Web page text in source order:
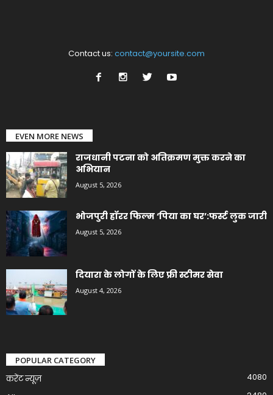
Contact us: contact@yoursite.com
EVEN MORE NEWS
राजधानी पटना को अतिक्रमण मुक्त करने का
अभियान
August 5, 2026
भोजपुरी हॉरर फिल्म ‘पिया का घर’:फर्स्ट लुक जारी
August 5, 2026
दियारा के लोगों के लिए फ्री स्टीमर सेवा
August 4, 2026
POPULAR CATEGORY
करेंट न्यूज़
4080